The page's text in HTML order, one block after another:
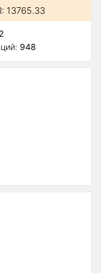
13765.33
948